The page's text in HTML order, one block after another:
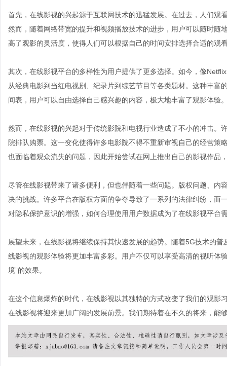
首先，在线影视的兴起源于互联网技术的迅猛发展。在过去，人们观
然而，随着网络带宽的提升和视频播放技术的进步，用户可以随时随
高了观影的灵活度，使得人们可以根据自己的时间安排选择合适的观
其次，在线影视平台的多样性为用户提供了更多选择。如今，像
从经典电影到当红电视剧、纪录片到综艺节目等各类题材。这种丰
间表，用户可以自由选择自己感兴趣的内容，极大地丰富了观影体验
然而，在线影视的兴起对于传统影院和电视行业造成了不小的冲击。
院排队购票。这一变化使得许多电影院不得不重新审视自己的经营
也面临着观众流失的问题，因此开始尝试在网上推出自己的影视作品
尽管在线影视带来了诸多便利，但也伴随着一些问题。版权问题、
决的挑战。许多平台在版权方面的争夺导致了一系列的法律纠纷，
对隐私保护意识的增强，如何合理使用用户数据成为了在线影视平台
展望未来，在线影视将继续保持其快速发展的趋势。随着5G技术的
线影视的观影体验将更加丰富多彩。用户不仅可以享受高清的视听体
境”的效果。
在这个信息爆炸的时代，在线影视以其独特的方式改变了我们的观影
在线影视将迎来更加广阔的发展前景。我们期待着在不久的将来，能